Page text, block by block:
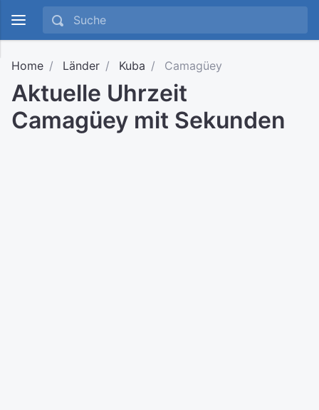
Home Länder Kuba Camagüey
Aktuelle Uhrzeit
Camagüey mit Sekunden